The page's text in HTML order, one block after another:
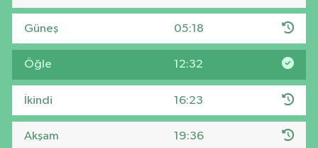
Güneş 05:18
Öğle 12:32
İkindi 16:23
Akşam 19:36